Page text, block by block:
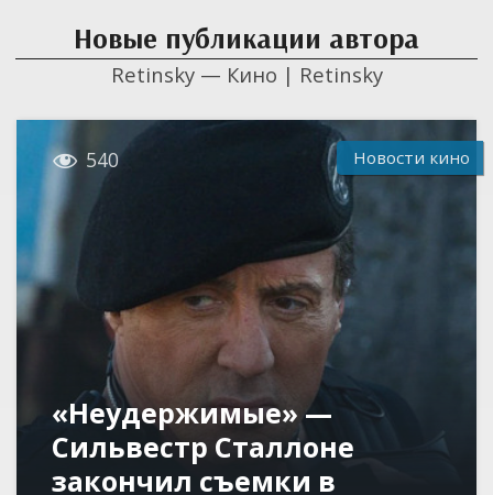
Новые публикации автора
Retinsky — Кино | Retinsky
 540 Новости кино
«Неудержимые» —
Сильвестр Сталлоне
закончил съемки в